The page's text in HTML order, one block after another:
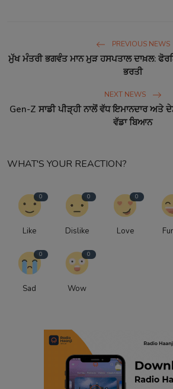
PREVIOUS NEWS
ਮੁੱਖ ਮੰਤਰੀ ਭਗਵੰਤ ਮਾਨ ਮੁੜ ਹਸਪਤਾਲ ਦਾਖ਼ਲ:
ਭਰਤੀ
NEXT NEWS
Gen-Z ਸਾਡੀ ਪੀੜ੍ਹੀ ਨਾਲੋਂ ਵੱਧ ਇਮਾਨਦਾਰ ਅਤੇ
ਵੱਡਾ ਬਿਆਨ
WHAT'S YOUR REACTION?
0
Like
0
Dislike
0
Love
0
Sad
0
Wow